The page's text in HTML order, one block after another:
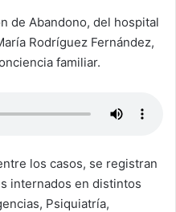
de Abandono, del hospital
Rodríguez Fernández,
familiar.
los casos, se registran
internados en distintos
Psiquiatría,